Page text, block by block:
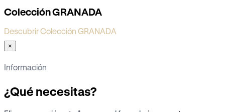
Colección GRANADA
Descubrir Colección GRANADA
×
Información
¿Qué necesitas?